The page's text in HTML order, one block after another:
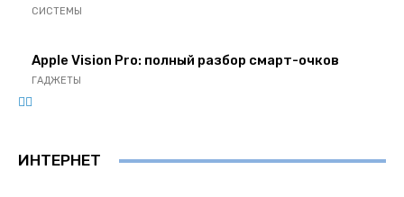
СИСТЕМЫ
Apple Vision Pro: полный разбор смарт-очков
ГАДЖЕТЫ
ИНТЕРНЕТ